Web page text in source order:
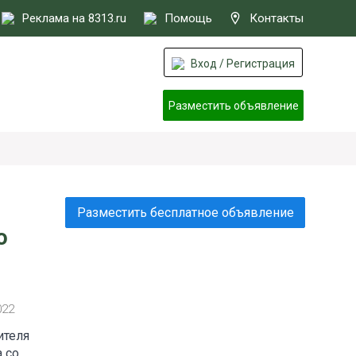
Реклама на 8313.ru Помощь Контакты
Вход / Регистрация
Разместить объявление
Разместить бесплатное объявление